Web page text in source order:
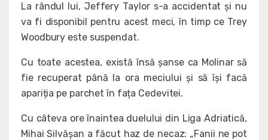
La rândul lui, Jeffery Taylor s-a accidentat și nu
va fi disponibil pentru acest meci, în timp ce Trey
Woodbury este suspendat.
Cu toate acestea, există însă șanse ca Molinar să
fie recuperat până la ora meciului și să își facă
apariția pe parchet în fața Cedevitei.
Cu câteva ore înaintea duelului din Liga Adriatică,
Mihai Silvășan a făcut haz de necaz: „Fanii ne pot